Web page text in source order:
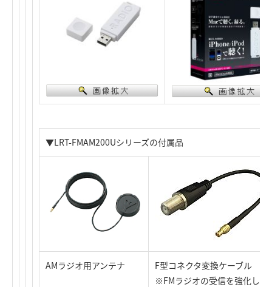
▼LRT-FMAM200Uシリーズの付属品
AMラジオ用アンテナ
F型コネクタ変換ケーブル
※FMラジオの受信を強化し